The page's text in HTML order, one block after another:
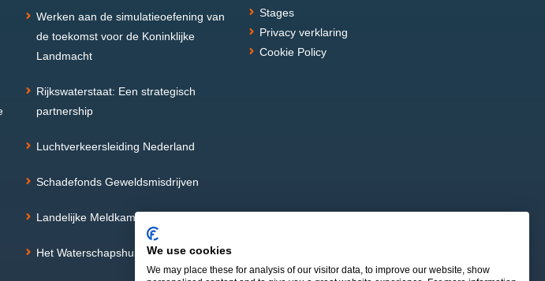
Werken aan de simulatieoefening van
de toekomst voor de Koninklijke
Landmacht
Rijkswaterstaat: Een strategisch
partnership
Luchtverkeersleiding Nederland
Schadefonds Geweldsmisdrijven
Landelijke Meldkamer Service
Het Waterschapshuis
Stages
Privacy verklaring
Cookie Policy
We use cookies
We may place these for analysis of our visitor data, to improve our website, show